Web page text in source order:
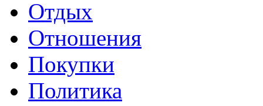
Отдых
Отношения
Покупки
Политика